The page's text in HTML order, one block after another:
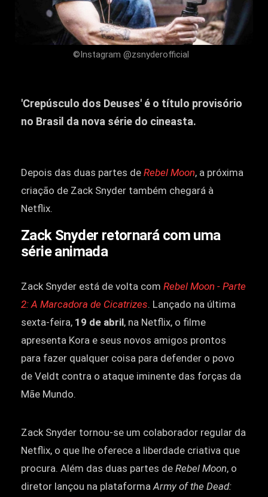
©Instagram @zsnyderofficial
'Crepúsculo dos Deuses' é o título provisório
no Brasil da nova série do cineasta.
Depois das duas partes de Rebel Moon, a próxima
criação de Zack Snyder também chegará à
Netflix.
Zack Snyder retornará com uma
série animada
Zack Snyder está de volta com Rebel Moon - Parte
2: A Marcadora de Cicatrizes. Lançado na última
sexta-feira, 19 de abril, na Netflix, o filme
apresenta Kora e seus novos amigos prontos
para fazer qualquer coisa para defender o povo
de Veldt contra o ataque iminente das forças da
Mãe Mundo.
Zack Snyder tornou-se um colaborador regular da
Netflix, o que lhe oferece a liberdade criativa que
procura. Além das duas partes de Rebel Moon, o
diretor lançou na plataforma Army of the Dead: